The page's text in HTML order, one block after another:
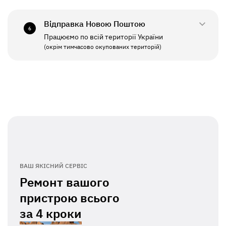
ПН - ПТ
СБ - НД
11:00 - 19:00
6 Відправка Новою Поштою
Працюємо по всій території України
(окрім тимчасово окупованих територій)
ВАШ ЯКІСНИЙ СЕРВІС
Ремонт вашого
пристрою всього
за4 кроки